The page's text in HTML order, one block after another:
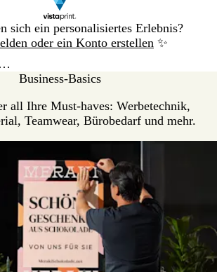
sich ein personalisiertes Erlebnis?
oder ein Konto erstellen ✨
Business-Basics
all Ihre Must-haves: Werbetechnik,
Teamwear, Bürobedarf und mehr.